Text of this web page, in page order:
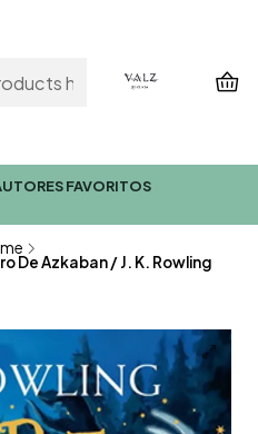
FAVORITOS
De Azkaban / J. K. Rowling